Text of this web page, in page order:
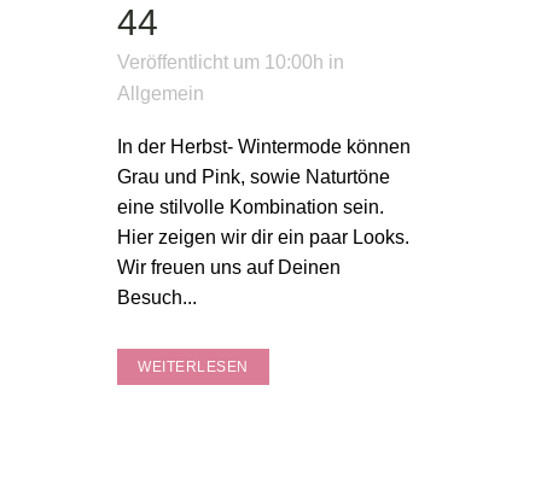
44
Veröffentlicht um 10:00h in
Allgemein
In der Herbst- Wintermode können
Grau und Pink, sowie Naturtöne
eine stilvolle Kombination sein.
Hier zeigen wir dir ein paar Looks.
Wir freuen uns auf Deinen
Besuch...
WEITERLESEN